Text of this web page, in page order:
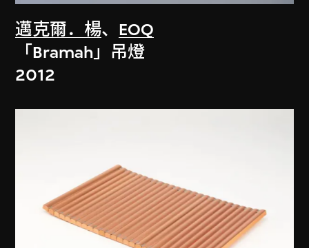
邁克爾．楊、 EOQ
「Bramah」吊燈
2012